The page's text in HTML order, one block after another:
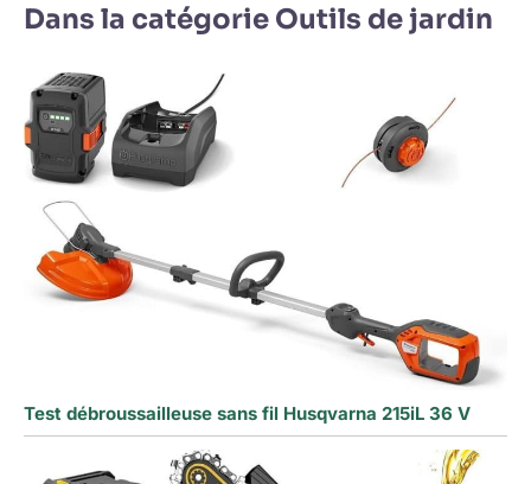
Dans la catégorie Outils de jardin
Test débroussailleuse sans fil Husqvarna 215iL 36 V